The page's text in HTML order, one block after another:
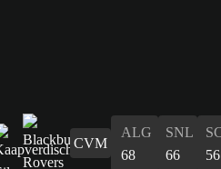
CVM
ALG
68
SNL
66
56